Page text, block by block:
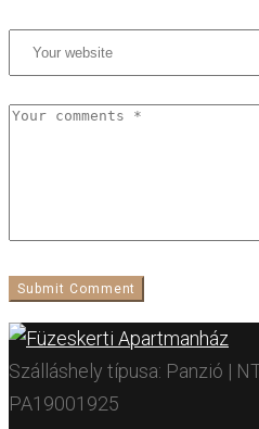
Szálláshely típusa: Panzió |
PA19001925